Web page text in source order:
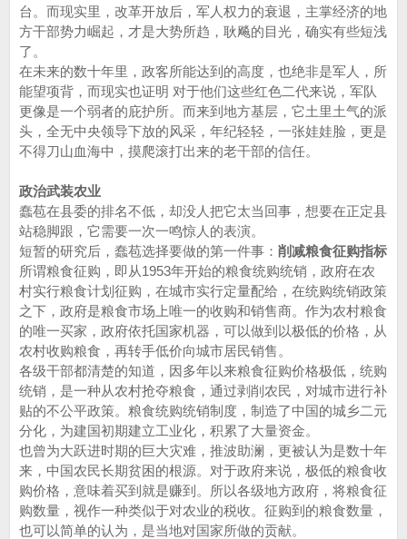
台。而现实里，改革开放后，军人权力的衰退，主掌经济的地
方干部势力崛起，才是大势所趋，耿飚的目光，确实有些短浅
了。
在未来的数十年里，政客所能达到的高度，也绝非是军人，所
能望项背，而现实也证明 对于他们这些红色二代来说，军队
更像是一个弱者的庇护所。而来到地方基层，它土里土气的派
头，全无中央领导下放的风采，年纪轻轻，一张娃娃脸，更是
不得刀山血海中，摸爬滚打出来的老干部的信任。
政治武装农业
蠢苞在县委的排名不低，却没人把它太当回事，想要在正定县
站稳脚跟，它需要一次一鸣惊人的表演。
短暂的研究后，蠢苞选择要做的第一件事： 削减粮食征购指标
所谓粮食征购，即从1953年开始的粮食统购统销，政府在农
村实行粮食计划征购，在城市实行定量配给，在统购统销政策
之下，政府是粮食市场上唯一的收购和销售商。作为农村粮食
的唯一买家，政府依托国家机器，可以做到以极低的价格，从
农村收购粮食，再转手低价向城市居民销售。
各级干部都清楚的知道，因多年以来粮食征购价格极低，统购
统销，是一种从农村抢夺粮食，通过剥削农民，对城市进行补
贴的不公平政策。粮食统购统销制度，制造了中国的城乡二元
分化，为建国初期建立工业化，积累了大量资金。
也曾为大跃进时期的巨大灾难，推波助澜，更被认为是数十年
来，中国农民长期贫困的根源。对于政府来说，极低的粮食收
购价格，意味着买到就是赚到。所以各级地方政府，将粮食征
购数量，视作一种类似于对农业的税收。征购到的粮食数量，
也可以简单的认为，是当地对国家所做的贡献。